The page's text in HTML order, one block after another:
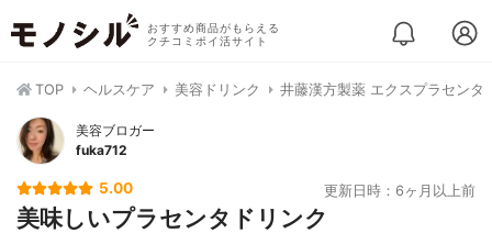
おすすめ商品がもらえる
クチコミポイ活サイト
TOP ヘルスケア 美容ドリンク 井藤漢方製薬 エクスプラセンタ
美容ブロガー
fuka712
5.00 更新日時：6ヶ月以上前
美味しいプラセンタドリンク